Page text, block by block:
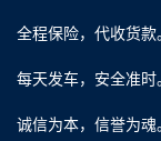
全程保险，代收货款
每天发车，安全准时
诚信为本，信誉为魂